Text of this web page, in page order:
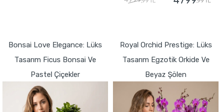
Bonsai Love Elegance: Lüks
Tasarım Ficus Bonsai Ve
Pastel Çiçekler
Royal Orchid Prestige: Lüks
Tasarım Egzotik Orkide Ve
Beyaz Şölen